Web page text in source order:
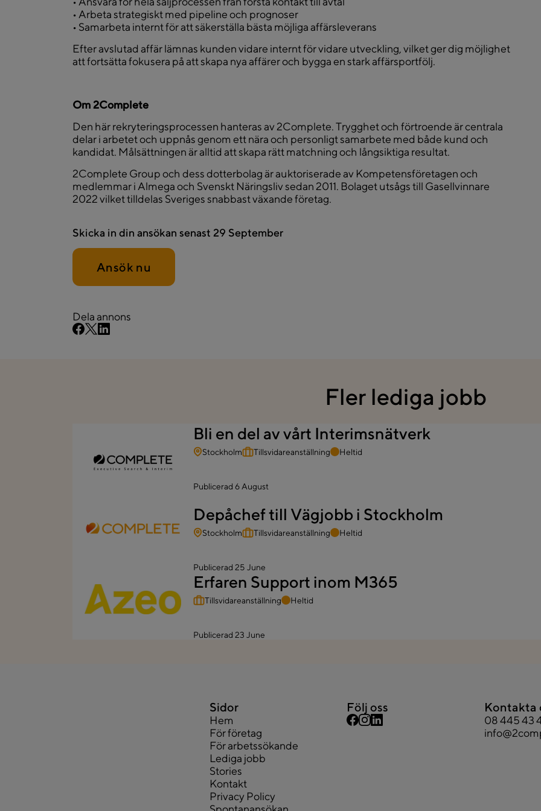
• Arbeta strategiskt med pipeline och prognoser
• Samarbeta internt för att säkerställa bästa möjliga affärsleverans
Efter avslutad affär lämnas kunden vidare internt för vidare utveckling, vilket ger dig möjlighet
att fortsätta fokusera på att skapa nya affärer och bygga en stark affärsportfölj.
Om 2Complete
Den här rekryteringsprocessen hanteras av 2Complete. Trygghet och förtroende är centrala
delar i arbetet och uppnås genom ett nära och personligt samarbete med både kund och
kandidat. Målsättningen är alltid att skapa rätt matchning och långsiktiga resultat.
2Complete Group och dess dotterbolag är auktoriserade av Kompetensföretagen och
medlemmar i Almega och Svenskt Näringsliv sedan 2011. Bolaget utsågs till Gasellvinnare
2022 vilket tilldelas Sveriges snabbast växande företag.
Skicka in din ansökan senast 29 September
Ansök nu
Dela annons
Fler lediga jobb
Bli en del av vårt Interimsnätverk
Stockholm Tillsvidareanställning Heltid
Publicerad 6 August
Depåchef till Vägjobb i Stockholm
Stockholm Tillsvidareanställning Heltid
Publicerad 25 June
Erfaren Support inom M365
Tillsvidareanställning Heltid
Publicerad 23 June
Sidor
Hem
För företag
För arbetssökande
Lediga jobb
Stories
Kontakt
Privacy Policy
Följ oss Kontakta
08 445 43